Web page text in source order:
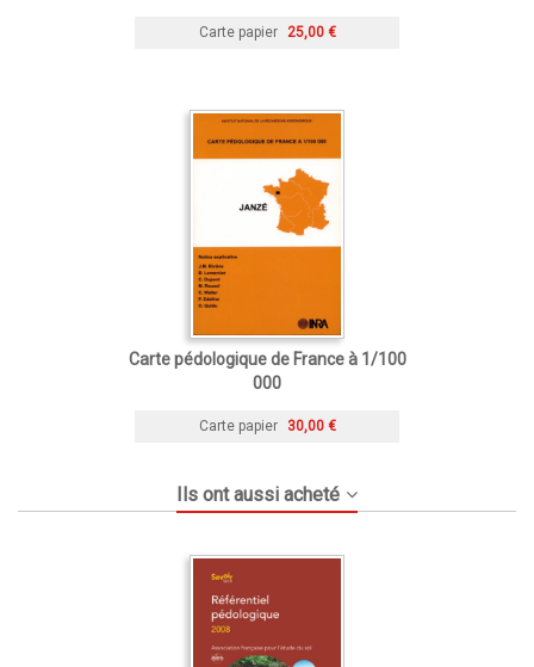
Carte papier 25,00 €
Carte pédologique de France à 1/100
000
Carte papier 30,00 €
Ils ont aussi acheté